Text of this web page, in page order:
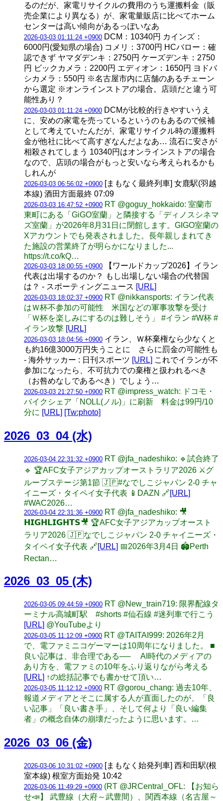
るのだが、家電リサイクルの費用のうち運搬料金（販
売企業により異なる）が、家電量販店に比べてホーム
センターは高い傾向があるっぽいなあ
2026-03-03 01:11:24 +0900 DCM：10340円 カインズ：
6000円(愛知県の場合) コメリ：3700円 HCバロー：確
認できず ヤマダデンキ：2750円 ケーズデンキ：2750
円 ビックカメラ：2200円 エディオン：1650円 ヨドバ
シカメラ：550円 ※名古屋市内に店舗のあるチェーン
から選定 ※オンラインストアの場合。店頭だと違う可
能性あり？
2026-03-03 01:11:24 +0900 DCMが比較的行きやすいうえ
に、安めの家電を売っているというのもあるので候補
として考えていたんだが、家電リサイクル時の運搬料
金が他社に比べて高すぎなんだよなあ… 流石に安さが
相殺されてしまう 10340円はオンラインストアの場合
なので、店頭の場合がもっと安いなら考えられるかも
しれんが
2026-03-03 06:56:02 +0900 [まもなく最終列車] 女鹿駅(羽越
本線) 酒田方面最終 07:09
2026-03-03 16:47:52 +0900 RT @goguy_hokkaido: 室蘭市
東町にある「GiGO室蘭」と隣接する「ディノスシネマ
ズ室蘭」が2026年8月31日に閉館します。GIGO室蘭の
Xアカウントでも発表されました。長年親しまれてき
た施設の営業終了が明らかになりました...
https://t.co/kQ…
2026-03-03 18:00:55 +0900 【ワールドカップ2026】イラン
代表は出場するのか？ もし出場しない場合の代替国
は？ - スポーティングニュース [URL]
2026-03-03 18:02:37 +0900 RT @nikkansports: イラン代表
はＷ杯不参加の可能性 米国などの軍事攻撃を受け
「Ｗ杯を楽しみにするのは難しそう」 #イラン #W杯 #
イラン攻撃 [URL]
2026-03-03 18:04:56 +0900 イラン、Ｗ杯棄権なら少なくと
も約16億3000万円失うことに さらに罰金の可能性も
- 海外サッカー : 日刊スポーツ [URL] これでイランが不
参加になったら、不可抗力での棄権と扱われるべき
（お咎めなしであるべき）でしょう…
2026-03-03 21:27:50 +0900 RT @impress_watch: ドコモ・
バイクシェア「NOLL(ノル)」に刷新 料金は99円/10
分に [URL] [Tw:photo]
2026_03_04 (水)
2026-03-04 22:31:32 +0900 RT @jfa_nadeshiko: 🔹試合終了
🔹 🏆AFC女子アジアカップオーストラリア2026 ⚔️グ
ループステージ第1節 🇯🇵#なでしこジャパン 2-0 チャ
イニーズ・タイペイ女子代表 📱DAZN 🔗[URL]
#WAC2026…
2026-03-04 22:31:36 +0900 RT @jfa_nadeshiko: 🎥
𝗛𝗜𝗚𝗛𝗟𝗜𝗚𝗛𝗧𝗦🎥 🏆AFC女子アジアカップオースト
ラリア2026 🇯🇵なでしこジャパン 2-0 チャイニーズ・
タイペイ女子代表 🔗[URL] 📅2026年3月4日 🏟Perth
Rectan…
2026_03_05 (木)
2026-03-05 09:44:59 +0900 RT @New_train719: 限界配線タ
ーミナル高城町駅 #shorts #仙石線 #迷列車で行こう
[URL] @YouTubeより
2026-03-05 11:12:09 +0900 RT @TAITAI999: 2026年2月
で、電ファミニコゲーマーは10周年になりました。 ■
良い記事は、非合理である── AI時代のメディアの
あり方を、電ファミの10年をふり返りながら考える
[URL] ↑の総括記事でも書かせて頂い…
2026-03-05 11:12:12 +0900 RT @gorou_chang: 過去10年、
報道メディアとそこに属する人が直面したのが、「良
い記事」「良い書き手」、そして何より「良い編集
者」の概念自体の崩壊だったように思います。…
2026_03_06 (金)
2026-03-06 10:31:02 +0900 [まもなく始発列車] 西和田駅(根
室本線) 根室方面始発 10:42
2026-03-06 11:49:29 +0900 (RT @JRCentral_OFL: 【お知ら
せ📣】 武豊線（大府～武豊間）、関西本線（名古屋～